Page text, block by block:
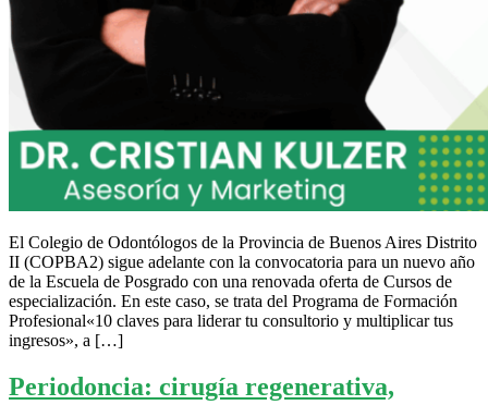
El Colegio de Odontólogos de la Provincia de Buenos Aires Distrito
II (COPBA2) sigue adelante con la convocatoria para un nuevo año
de la Escuela de Posgrado con una renovada oferta de Cursos de
especialización. En este caso, se trata del Programa de Formación
Profesional«10 claves para liderar tu consultorio y multiplicar tus
ingresos», a […]
Periodoncia: cirugía regenerativa,